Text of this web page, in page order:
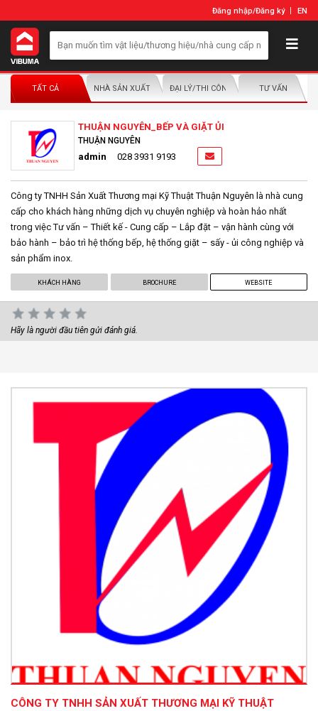
Đăng nhập/Đăng ký EN
TẤT CẢ NHÀ SẢN XUẤT/NHÀ PHÂN PHỐIĐẠI LÝ/THI CÔNG LẮP ĐẶTTƯ VẤN
THUẬN NGUYÊN_BẾP VÀ GIẶT ỦI
THUẬN NGUYÊN
admin 028 3931 9193
Công ty TNHH Sản Xuất Thương mại Kỹ Thuật Thuận Nguyên là nhà cung
cấp cho khách hàng những dịch vụ chuyên nghiệp và hoàn hảo nhất
trong việc Tư vấn – Thiết kế - Cung cấp – Lắp đặt – vận hành cùng với
bảo hành – bảo trì hệ thống bếp, hệ thống giặt – sấy - ủi công nghiệp và
sản phẩm inox.
KHÁCH HÀNG BROCHURE WEBSITE
Hãy là người đầu tiên gửi đánh giá.
CÔNG TY TNHH SẢN XUẤT THƯƠNG MẠI KỸ THUẬT